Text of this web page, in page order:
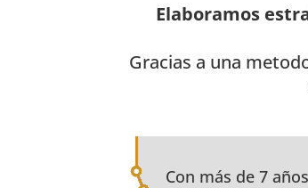
Elaboramos
Gracias a una
Con más de 7